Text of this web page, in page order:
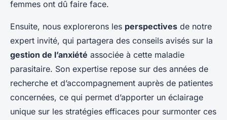
femmes ont dû faire face.
Ensuite, nous explorerons les perspectives de notre
expert invité, qui partagera des conseils avisés sur la
gestion de l’anxiété associée à cette maladie
parasitaire. Son expertise repose sur des années de
recherche et d’accompagnement auprès de patientes
concernées, ce qui permet d’apporter un éclairage
unique sur les stratégies efficaces pour surmonter ces